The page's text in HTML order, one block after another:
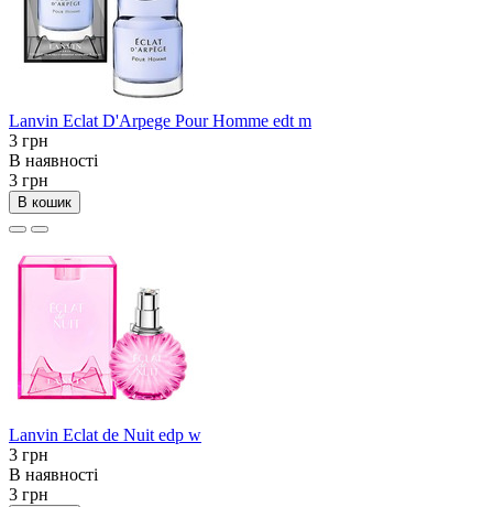
Lanvin Eclat D'Arpege Pour Homme edt m
3 грн
В наявності
3 грн
В кошик
Lanvin Eclat de Nuit edp w
3 грн
В наявності
3 грн